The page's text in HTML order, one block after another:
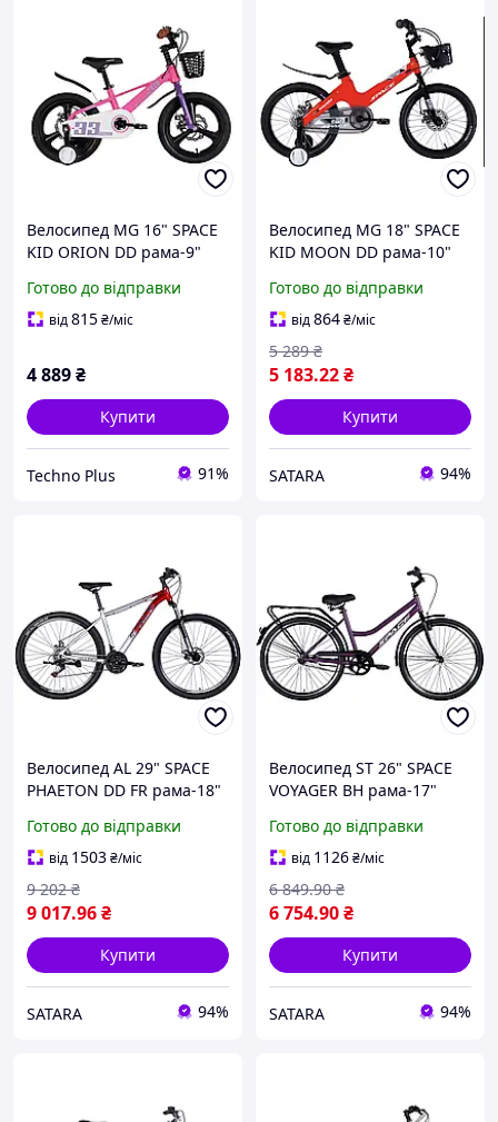
Велосипед MG 16" SPACE
KID ORION DD рама-9"
2026
Готово до відправки
від815₴/міс
4 889₴
Купити
Techno Plus 91%
Велосипед MG 18" SPACE
KID MOON DD рама-10"
Готово до відправки
від864₴/міс
5 183.22₴
5 289 ₴
Купити
SATARA 94%
Велосипед AL 29" SPACE
PHAETON DD FR рама-18"
Готово до відправки
від 1503₴/міс
9 017.96₴
9 202 ₴
Купити
SATARA 94%
Велосипед ST 26" SPACE
VOYAGER BH рама-17"
крила, крило пер., крило
зад., підніжка, дзвоник
Готово до відправки
від 1126₴/міс
6 754.90₴
6 849.90 ₴
Купити
SATARA 94%